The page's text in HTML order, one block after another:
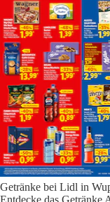
Getränke bei Lidl in
Entdecke das